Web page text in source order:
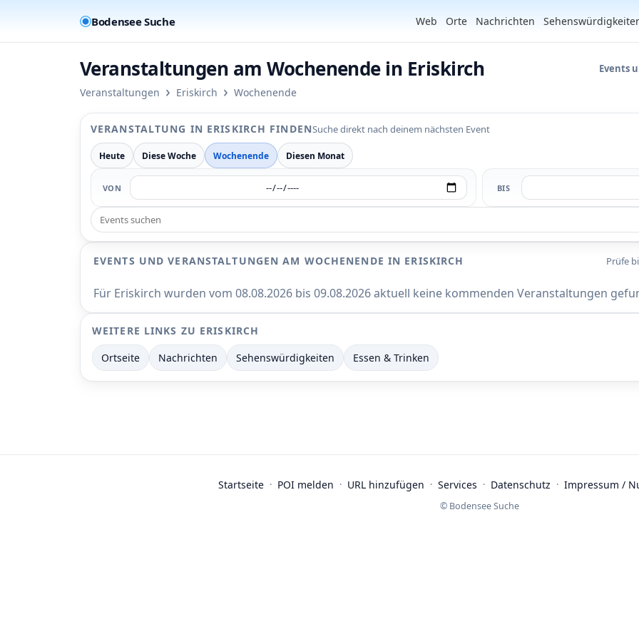
Bodensee Suche Web Orte Nachrichten
Veranstaltungen am Wochenende in Eriskirch
Veranstaltungen › Eriskirch › Wochenende
Events
VERANSTALTUNG IN ERISKIRCH FINDENSuche direkt nach deinem nächsten Event
Heute Diese Woche Wochenende Diesen Monat
VON BIS
EVENTS UND VERANSTALTUNGEN AM WOCHENENDE IN ERISKIRCH Prüfe
Für Eriskirch wurden vom 08.08.2026 bis 09.08.2026 aktuell keine kommenden Veranstaltungen
WEITERE LINKS ZU ERISKIRCH
Ortseite
Nachrichten Sehenswürdigkeiten Essen & Trinken
Startseite · POI melden · URL hinzufügen · Services · Datenschutz · Impressum /
© Bodensee Suche